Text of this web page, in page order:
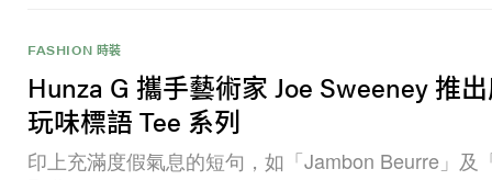
FASHION 時裝
Hunza G 攜手藝術家 Joe Sweeney 推
玩味標語 Tee 系列
印上充滿度假氣息的短句，如「Jambon Beurre」及